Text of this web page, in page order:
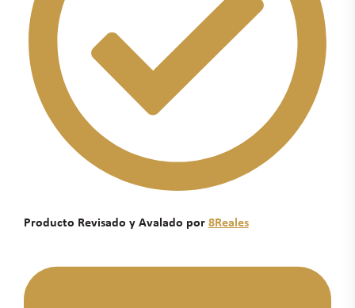
Producto Revisado y Avalado por 8Reales